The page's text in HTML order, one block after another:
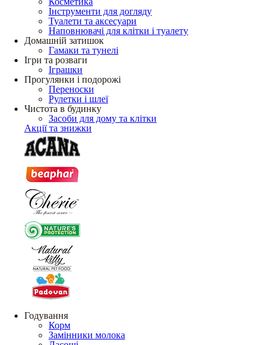
Інструменти для догляду
Туалети та аксесуари
Наповнювачі для клітки і туалету
Домашній затишок
Гамаки та тунелі
Ігри та розваги
Іграшки
Прогулянки і подорожі
Переноски
Рулетки і шлеї
Чистота в будинку
Засоби для дому та клітки
Акції та знижки
Годування
Корм
Замінники молока